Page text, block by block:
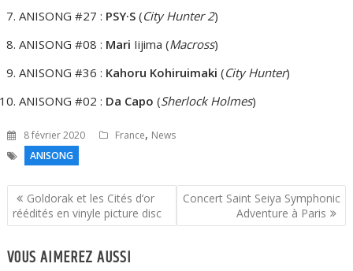
ANISONG #27 : PSY·S (City Hunter 2)
ANISONG #08 : Mari Iijima (Macross)
ANISONG #36 : Kahoru Kohiruimaki (City Hunter)
ANISONG #02 : Da Capo (Sherlock Holmes)
8 février 2020 France, News
ANISONG
Navigation
de
l’article
Goldorak et les Cités d’or
réédités en vinyle picture disc
Concert Saint Seiya Symphonic
Adventure à Paris
VOUS AIMEREZ AUSSI